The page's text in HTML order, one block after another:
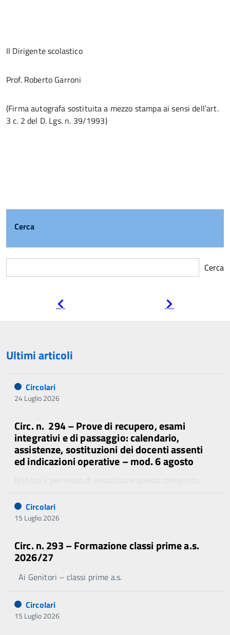
Il Dirigente scolastico
Prof. Roberto Garroni
(Firma autografa sostituita a mezzo stampa ai sensi dell’art.
3 c. 2 del D. Lgs. n. 39/1993)
Cerca
Cerca
Ultimi articoli
Circolari
24 Luglio 2026
Circ. n. 294 – Prove di recupero, esami
integrativi e di passaggio: calendario,
assistenze, sostituzioni dei docenti assenti
ed indicazioni operative – mod. 6 agosto
Circolari
15 Luglio 2026
Circ. n. 293 – Formazione classi prime a.s.
2026/27
Ai Genitori – classi prime a.s.
Circolari
15 Luglio 2026